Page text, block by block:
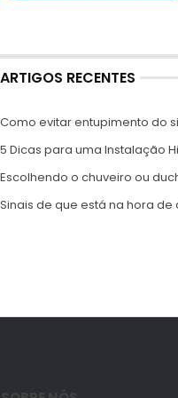
ARTIGOS RECENTES
Como evitar entupimento do
5 Dicas para uma Instalação
Escolhendo o chuveiro ou
Sinais de que está na hora